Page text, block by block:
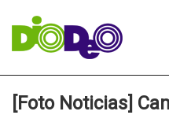
[Foto Noticias]